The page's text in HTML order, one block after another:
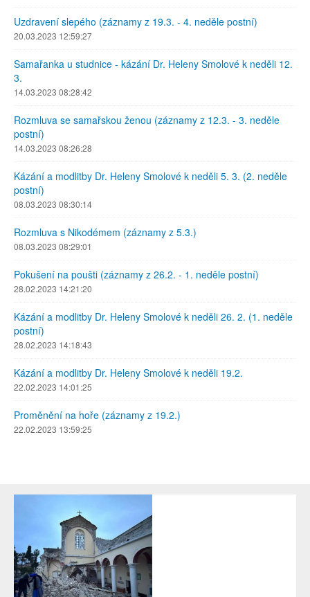
Uzdravení slepého (záznamy z 19.3. - 4. neděle postní)
20.03.2023 12:59:27
Samařanka u studnice - kázání Dr. Heleny Smolové k neděli 12.
3.
14.03.2023 08:28:42
Rozmluva se samařskou ženou (záznamy z 12.3. - 3. neděle
postní)
14.03.2023 08:26:28
Kázání a modlitby Dr. Heleny Smolové k neděli 5. 3. (2. neděle
postní)
08.03.2023 08:30:14
Rozmluva s Nikodémem (záznamy z 5.3.)
08.03.2023 08:29:01
Pokušení na poušti (záznamy z 26.2. - 1. neděle postní)
28.02.2023 14:21:20
Kázání a modlitby Dr. Heleny Smolové k neděli 26. 2. (1. neděle
postní)
28.02.2023 14:18:43
Kázání a modlitby Dr. Heleny Smolové k neděli 19.2.
22.02.2023 14:01:25
Proměnění na hoře (záznamy z 19.2.)
22.02.2023 13:59:25